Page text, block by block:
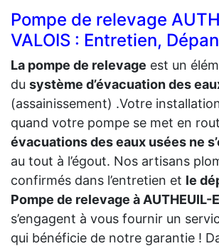
Pompe de relevage
VALOIS : Entretien,
La pompe de relevage est un
du système d’évacuation des
(assainissement) .Votre
quand votre pompe se met en
évacuations des eaux usées ne
au tout à l’égout. Nos artisans
confirmés dans l’entretien et le
Pompe de relevage à AUTHEUIL-
s’engagent à vous fournir un
qui bénéficie de notre garantie !